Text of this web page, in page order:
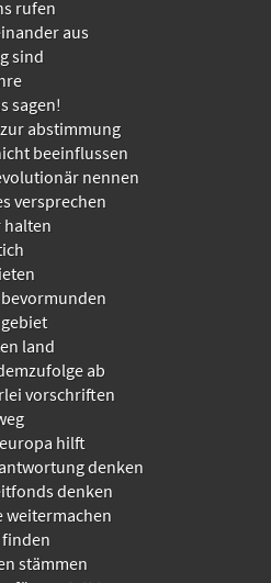
rufen
aus
sind
sagen!
abstimmung
beeinflussen
nennen
versprechen
halten
land
ab
vorschriften
hilft
denken
denken
weitermachen
stämmen